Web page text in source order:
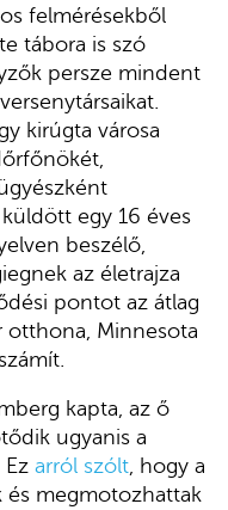
felmérésekből
tábora is szó
persze mindent
kirúgta városa
egy 16 éves
beszélő,
az életrajza
pontot az átlag
otthona, Minnesota
kapta, az ő
ugyanis a
arról szólt, hogy a
és megmotozhattak